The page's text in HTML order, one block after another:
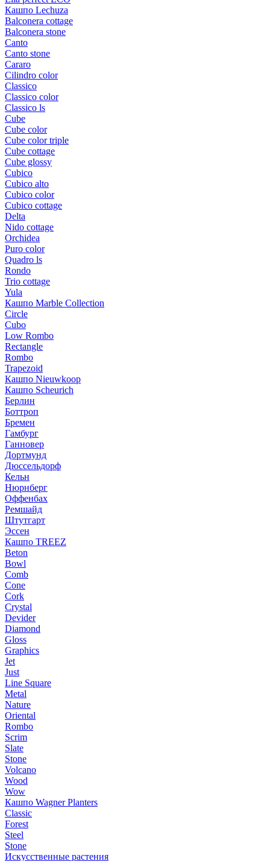
Кашпо Lechuza
Balconera cottage
Balconera stone
Canto
Canto stone
Cararo
Cilindro color
Classico
Classico color
Classico ls
Cube
Cube color
Cube color triple
Cube cottage
Cube glossy
Cubico
Cubico alto
Cubico color
Cubico cottage
Delta
Nido cottage
Orchidea
Puro color
Quadro ls
Rondo
Trio cottage
Yula
Кашпо Marble Collection
Circle
Cubo
Low Rombo
Rectangle
Rombo
Trapezoid
Кашпо Nieuwkoop
Кашпо Scheurich
Берлин
Боттроп
Бремен
Гамбург
Ганновер
Дортмунд
Дюссельдорф
Кельн
Нюрнберг
Оффенбах
Ремшайд
Штутгарт
Эссен
Кашпо TREEZ
Beton
Bowl
Comb
Cone
Cork
Crystal
Devider
Diamond
Gloss
Graphics
Jet
Just
Line Square
Metal
Nature
Oriental
Rombo
Scrim
Slate
Stone
Volcano
Wood
Wow
Кашпо Wagner Planters
Classic
Forest
Steel
Stone
Искусственные растения